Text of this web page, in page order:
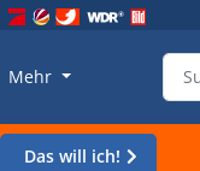
Mehr
Das will ich!